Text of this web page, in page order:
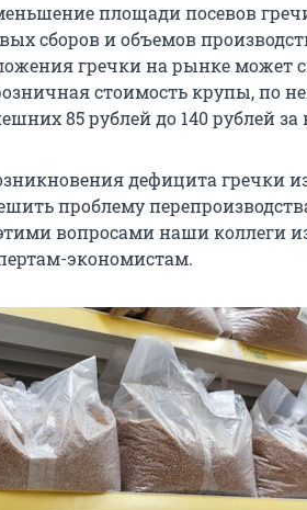
площади посевов
сборов и объемов
гречки на рынке может
стоимость крупы, по
85 рублей до 140 рублей
дефицита гречки
проблему
вопросами наши коллеги
экономистам.